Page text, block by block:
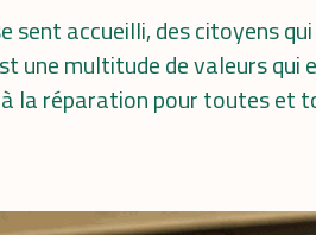
sent accueilli, des citoyens
une multitude de valeurs
la réparation pour toutes et